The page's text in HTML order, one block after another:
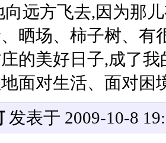
向远方飞去,因为那
晒场、柿子树、有
的美好日子,成了
面对生活、面对困
发表于 2009-10-8